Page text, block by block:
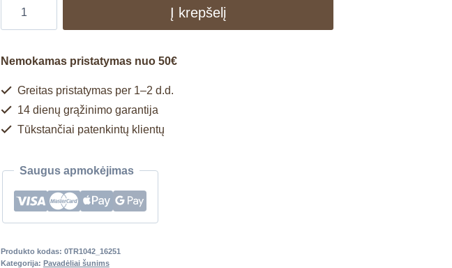
Į krepšelį
Nemokamas pristatymas nuo 50€
Greitas pristatymas per 1–2 d.d.
14 dienų grąžinimo garantija
Tūkstančiai patenkintų klientų
Saugus apmokėjimas
Produkto kodas: 0TR1042_16251
Kategorija: Pavadėliai šunims